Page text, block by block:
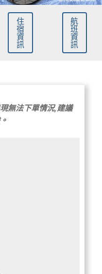
住
宿
資
訊
航
班
資
訊
無法下單情況,建議